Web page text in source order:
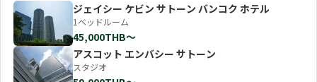
ジェイシー ケビン サトーン バンコク ホテル
1ベッドルーム
45,000THB〜
アスコット エンバシー サトーン
スタジオ